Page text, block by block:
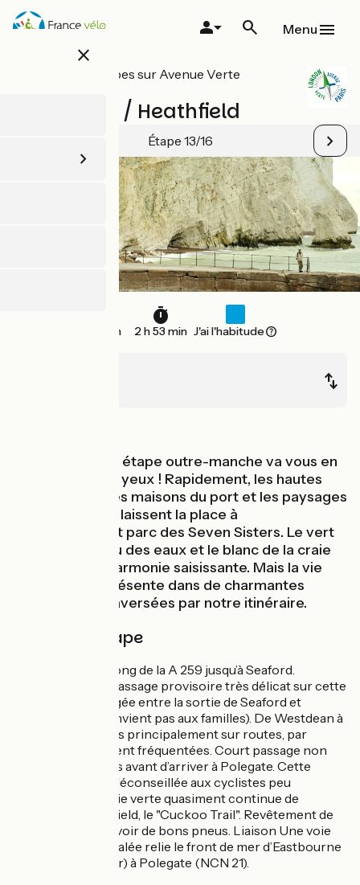
Aller
au
close
Menu
Toutes les étapes sur Avenue Verte
Newhaven / Heathfield
Étape 13/16
43 km 2 h 53 min J'ai l'habitude
Cette première étape outre-manche va vous en
mettre plein les yeux ! Rapidement, les hautes
falaises, les jolies maisons du port et les paysages
de bord de mer laissent la place à
l’impressionnant parc des Seven Sisters. Le vert
des prés, le bleu des eaux et le blanc de la craie
créent ici une harmonie saisissante. Mais la vie
n’est pas loin, présente dans de charmantes
petites villes traversées par notre itinéraire.
Détail de l'étape
Piste cyclable le long de la A 259 jusqu’à Seaford.
Attention, court passage provisoire très délicat sur cette
route non aménagée entre la sortie de Seaford et
Westdean (ne convient pas aux familles). De Westdean à
Polegate, parcours principalement sur routes, par
endroit relativement fréquentées. Court passage non
revêtu dans le bois avant d’arriver à Polegate. Cette
courte étape est déconseillée aux cyclistes peu
expérimentés. Voie verte quasiment continue de
Polegate à Heathfield, le "Cuckoo Trail". Revêtement de
type stabilisé, prévoir de bons pneus. Liaison Une voie
cyclable bien signalée relie le front de mer d’Eastbourne
(Sovereign Center) à Polegate (NCN 21).